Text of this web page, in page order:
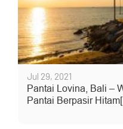
Jul 29, 2021
Pantai Lovina, Bali –
Pantai Berpasir